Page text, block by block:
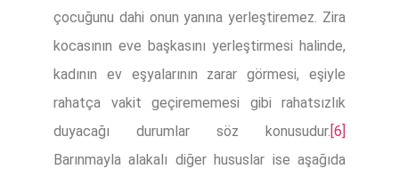
çocuğunu dahi onun yanına yerleştiremez. Zira
kocasının eve başkasını yerleştirmesi halinde,
kadının ev eşyalarının zarar görmesi, eşiyle
rahatça vakit geçirememesi gibi rahatsızlık
duyacağı durumlar söz konusudur.[6]
Barınmayla alakalı diğer hususlar ise aşağıda